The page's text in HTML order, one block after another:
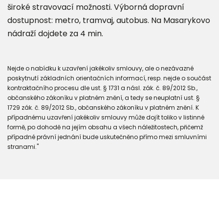
široké stravovací možnosti. Výborná dopravní
dostupnost: metro, tramvaj, autobus. Na Masarykovo
nádraží dojdete za 4 min.
Nejde o nabídku k uzavření jakékoliv smlouvy, ale o nezávazné
poskytnutí základních orientačních informací, resp. nejde o součást
kontraktačního procesu dle ust. § 1731 a násl. zák. č. 89/2012 Sb.,
občanského zákoníku v platném znění, a tedy se neuplatní ust. §
1729 zák. č. 89/2012 Sb., občanského zákoníku v platném znění. K
případnému uzavření jakékoliv smlouvy může dojít toliko v listinné
formě, po dohodě na jejím obsahu a všech náležitostech, přičemž
případné právní jednání bude uskutečněno přímo mezi smluvními
stranami."